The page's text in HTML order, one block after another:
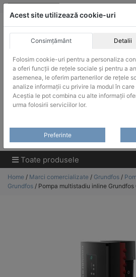
Skip
ACHIZITII PUBLICE
Produsele pot fi achizitionate si
Products
Toate produsele
Home / Marci comercializate / Grundfos /
Grundfos / Pompa multistadiu inline Grundfos
Acest site utilizează cookie-uri
Consimțământ Detalii
Folosim cookie-uri pentru a personaliza
a oferi funcții de rețele sociale și pentru a
asemenea, le oferim partenerilor de rețele
analize informații cu privire la modul în
Aceștia le pot combina cu alte informații
urma folosirii serviciilor lor.
Preferinte